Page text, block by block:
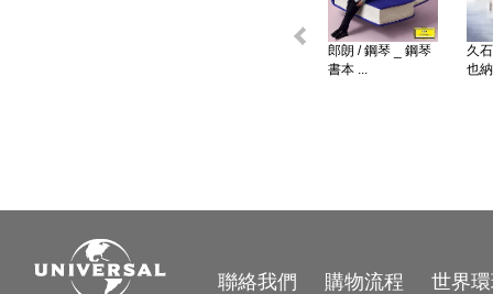
郎朗 / 鋼琴 _ 鋼琴
書本 ...
久
也
聯絡我們 購物流程 世界